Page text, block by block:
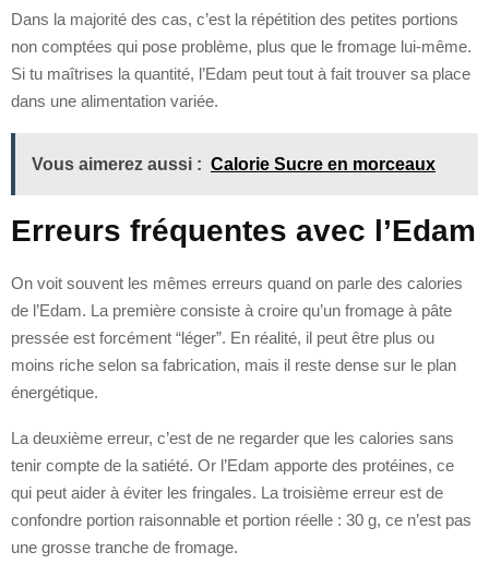
Dans la majorité des cas, c’est la répétition des petites portions
non comptées qui pose problème, plus que le fromage lui-même.
Si tu maîtrises la quantité, l’Edam peut tout à fait trouver sa place
dans une alimentation variée.
Vous aimerez aussi : Calorie Sucre en morceaux
Erreurs fréquentes avec l’Edam
On voit souvent les mêmes erreurs quand on parle des calories
de l’Edam. La première consiste à croire qu’un fromage à pâte
pressée est forcément “léger”. En réalité, il peut être plus ou
moins riche selon sa fabrication, mais il reste dense sur le plan
énergétique.
La deuxième erreur, c’est de ne regarder que les calories sans
tenir compte de la satiété. Or l’Edam apporte des protéines, ce
qui peut aider à éviter les fringales. La troisième erreur est de
confondre portion raisonnable et portion réelle : 30 g, ce n’est pas
une grosse tranche de fromage.